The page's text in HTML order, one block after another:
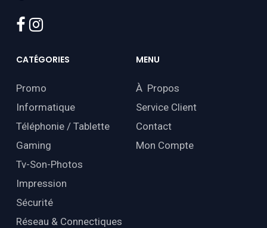
facebook
instagram
CATÉGORIES
Promo
Informatique
Téléphonie / Tablette
Gaming
Tv-Son-Photos
Impression
Sécurité
Réseau & Connectiques
MENU
À Propos
Service Client
Contact
Mon Compte